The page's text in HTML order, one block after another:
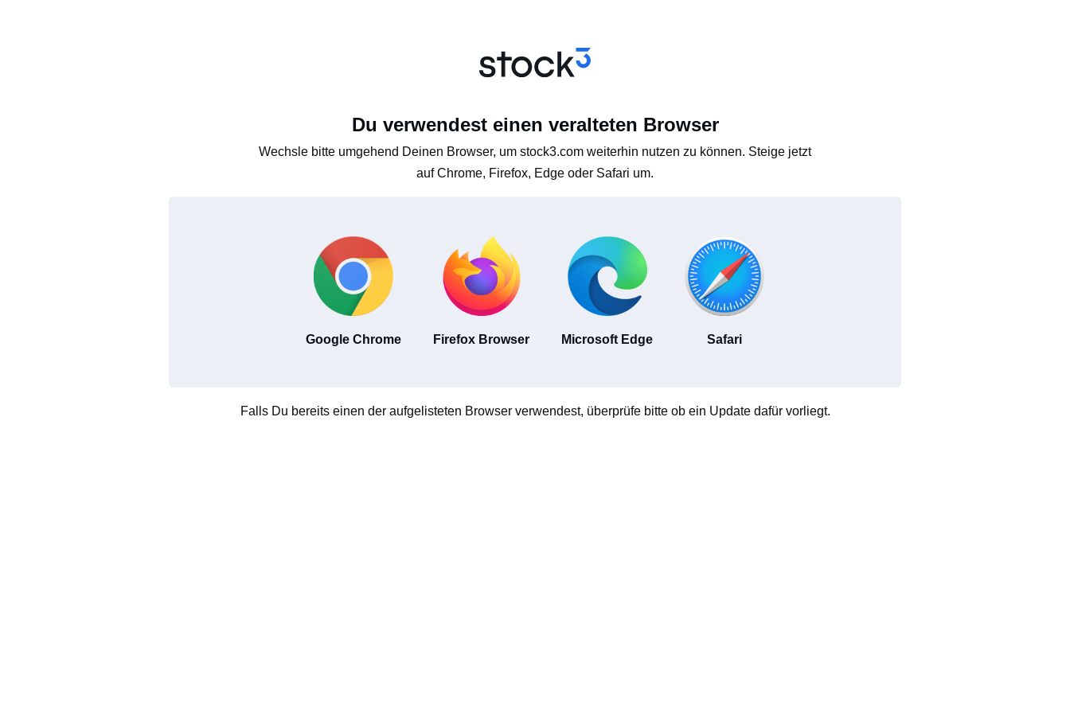
Du verwendest einen veralteten Browser
Wechsle bitte umgehend Deinen Browser, um stock3.com weiterhin nutzen zu können. Steige jetzt
auf Chrome, Firefox, Edge oder Safari um.
Google Chrome Firefox Browser Microsoft Edge Safari
Falls Du bereits einen der aufgelisteten Browser verwendest, überprüfe bitte ob ein Update dafür vorliegt.